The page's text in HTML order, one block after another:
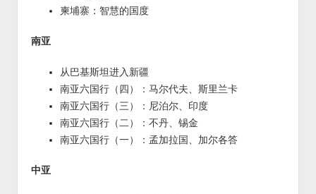
柬埔寨：智慧的国度
南亚
从巴基斯坦进入新疆
南亚六国行（四）：马尔代夫、斯里兰卡
南亚六国行（三）：尼泊尔、印度
南亚六国行（二）：不丹、锡金
南亚六国行（一）：孟加拉国、加尔各答
中亚